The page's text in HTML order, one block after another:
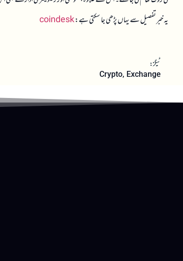
یہ خبر تفصیل سے یہاں پڑھی جا سکتی ہے:coindesk
ٹیگز:
Crypto, Exchange